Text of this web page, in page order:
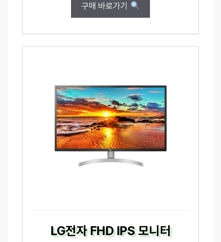
구매 바로가기
LG전자 FHD IPS 모니터